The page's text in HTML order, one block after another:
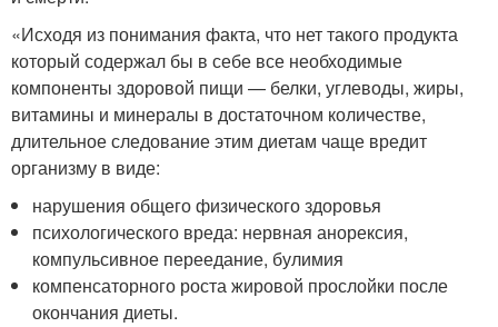
«Исходя из понимания факта, что нет такого продукта
который содержал бы в себе все необходимые
компоненты здоровой пищи — белки, углеводы, жиры,
витамины и минералы в достаточном количестве,
длительное следование этим диетам чаще вредит
организму в виде:
нарушения общего физического здоровья
психологического вреда: нервная анорексия,
компульсивное переедание, булимия
компенсаторного роста жировой прослойки после
окончания диеты.